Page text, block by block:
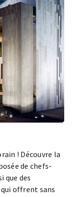
! Découvre la
de chefs-
que des
offrent sans